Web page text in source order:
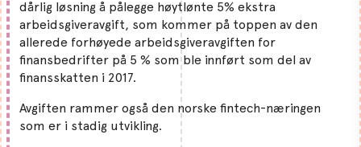
dårlig løsning å pålegge høytlønte 5% ekstra
arbeidsgiveravgift, som kommer på toppen av den
allerede forhøyede arbeidsgiveravgiften for
finansbedrifter på 5 % som ble innført som del av
finansskatten i 2017.
Avgiften rammer også den norske fintech-næringen
som er i stadig utvikling.